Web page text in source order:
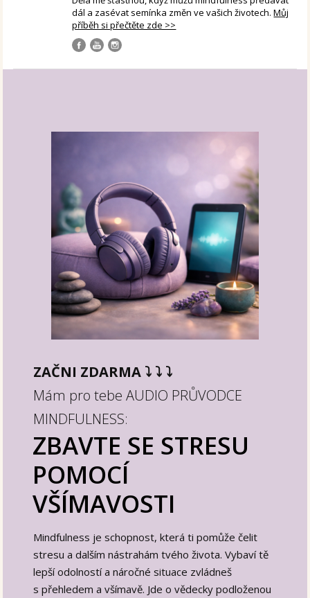
dál a zasévat semínka změn ve vašich životech.Můj
příběh si přečtěte zde >>
ZAČNI ZDARMA ⤵︎ ⤵︎ ⤵︎
Mám pro tebe AUDIO PRŮVODCE
MINDFULNESS:
ZBAVTE SE STRESU
POMOCÍ
VŠÍMAVOSTI
Mindfulness je schopnost, která ti pomůže čelit
stresu a dalším nástrahám tvého života. Vybaví tě
lepší odolností a náročné situace zvládneš
s přehledem a všímavě. Jde o vědecky podloženou